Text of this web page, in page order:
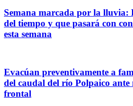
Semana marcada por la lluvia:
del tiempo y que pasará con
esta semana
Evacúan preventivamente a
del caudal del río Polpaico ante
frontal